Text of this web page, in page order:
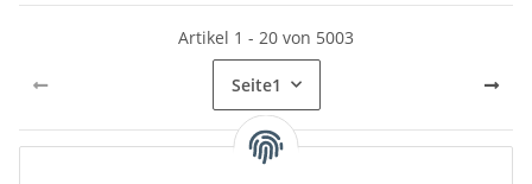
Artikel 1 - 20 von 5003
Seite1